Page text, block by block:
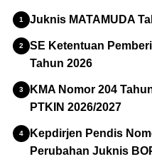
Juknis MATAMUDA
SE Ketentuan
Tahun 2026
KMA Nomor 204
PTKIN 2026/2027
Kepdirjen Pendis
Perubahan Juknis